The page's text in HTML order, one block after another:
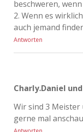
beschweren,
2. Wenn es
auch jemand
Antworten
Charly.Daniel
Wir sind 3 Meister
gerne mal